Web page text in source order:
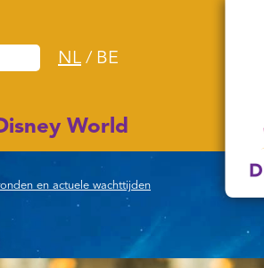
NL / BE
World
en actuele wachttijden